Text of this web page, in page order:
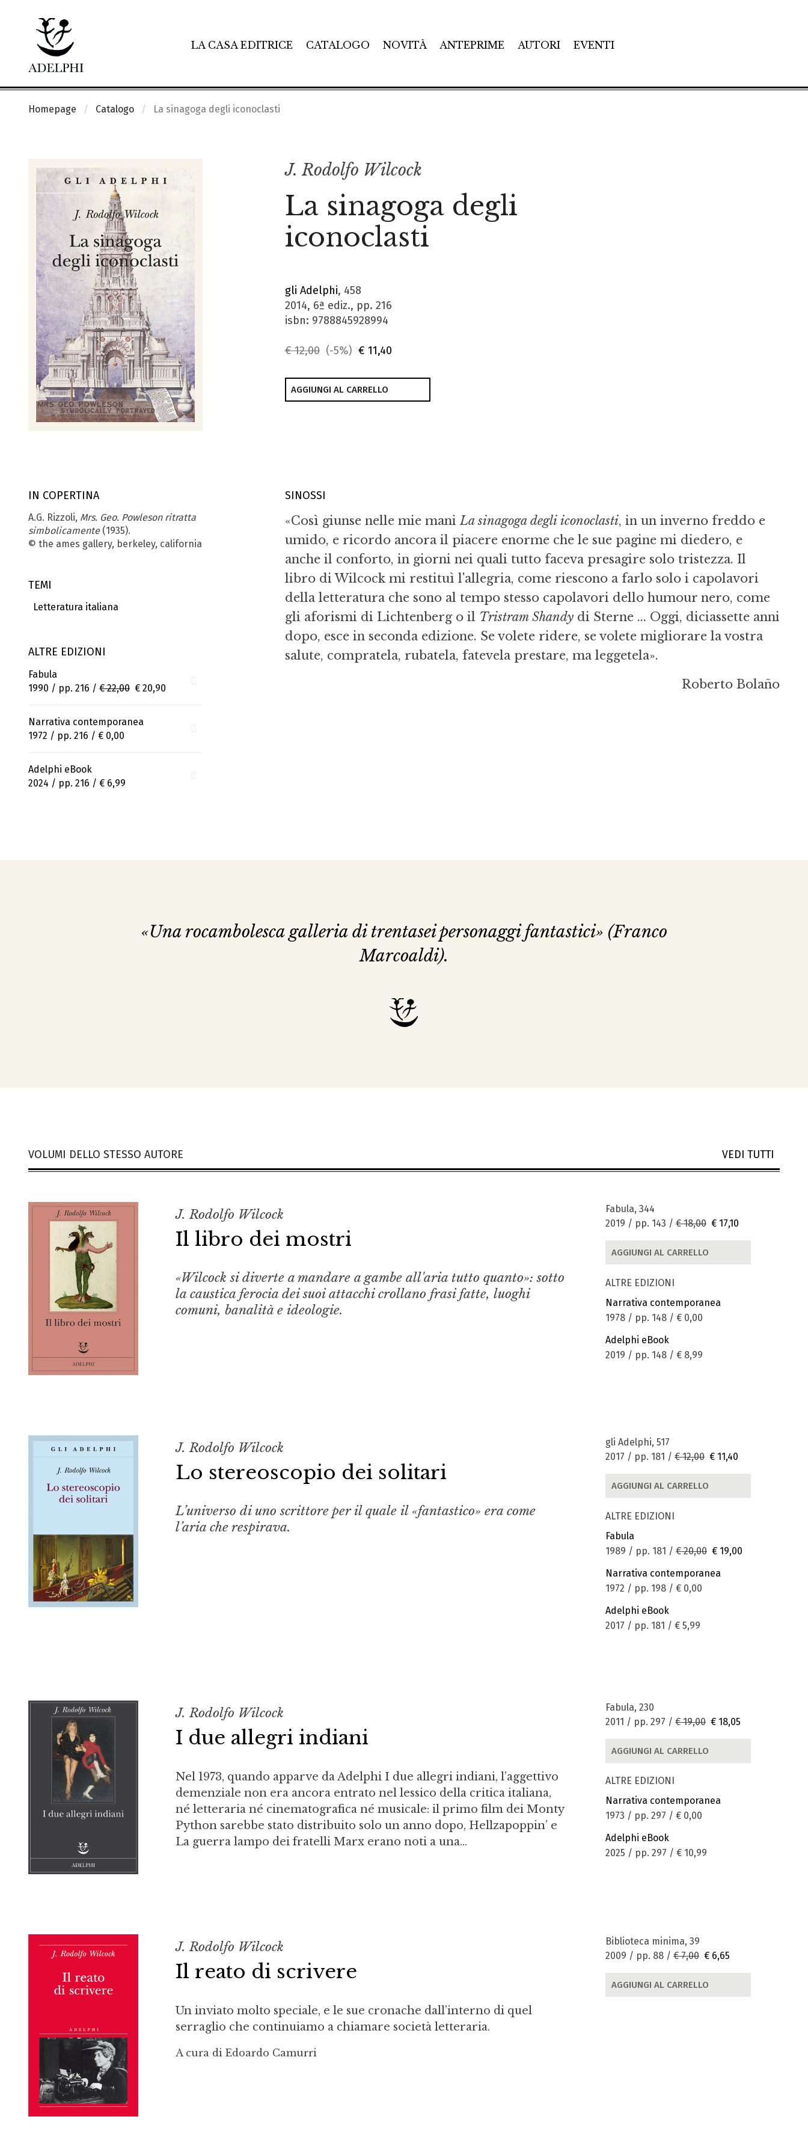
LA CASA EDITRICE CATALOGO NOVITÀ ANTEPRIME AUTORI EVENTI
Homepage Catalogo La sinagoga degli iconoclasti
J. Rodolfo Wilcock
La sinagoga degli
iconoclasti
gli Adelphi, 458
2014, 6ª ediz., pp. 216
isbn: 9788845928994
€ 12,00 (-5%) € 11,40
AGGIUNGI AL CARRELLO
IN COPERTINA
A.G. Rizzoli, Mrs. Geo. Powleson ritratta
simbolicamente(1935).
© the ames gallery, berkeley, california
TEMI
Letteratura italiana
ALTRE EDIZIONI
Fabula
1990 / pp. 216 / € 22,00 € 20,90
Narrativa contemporanea
1972 / pp. 216 / € 0,00
Adelphi eBook
2024 / pp. 216 / € 6,99
SINOSSI
«Così giunse nelle mie maniLa sinagoga degli iconoclasti, in un inverno freddo e
umido, e ricordo ancora il piacere enorme che le sue pagine mi diedero, e
anche il conforto, in giorni nei quali tutto faceva presagire solo tristezza. Il
libro di Wilcock mi restituì l'allegria, come riescono a farlo solo i capolavori
della letteratura che sono al tempo stesso capolavori dello humour nero, come
gli aforismi di Lichtenberg o il Tristram Shandydi Sterne ... Oggi, diciassette anni
dopo, esce in seconda edizione. Se volete ridere, se volete migliorare la vostra
salute, compratela, rubatela, fatevela prestare, ma leggetela».
Roberto Bolaño
«Una rocambolesca galleria di trentasei personaggi fantastici» (Franco
Marcoaldi).
VOLUMI DELLO STESSO AUTORE VEDI TUTTI
J. Rodolfo Wilcock
Il libro dei mostri
«Wilcock si diverte a mandare a gambe all'aria tutto quanto»: sotto
la caustica ferocia dei suoi attacchi crollano frasi fatte, luoghi
comuni, banalità e ideologie.
Fabula, 344
2019 / pp. 143 / € 18,00 € 17,10
AGGIUNGI AL CARRELLO
ALTRE EDIZIONI
Narrativa contemporanea
1978 / pp. 148 / € 0,00
Adelphi eBook
2019 / pp. 148 / € 8,99
J. Rodolfo Wilcock
Lo stereoscopio dei solitari
L’universo di uno scrittore per il quale il «fantastico» era come
l’aria che respirava.
gli Adelphi, 517
2017 / pp. 181 / € 12,00 € 11,40
AGGIUNGI AL CARRELLO
ALTRE EDIZIONI
Fabula
1989 / pp. 181 / € 20,00 € 19,00
Narrativa contemporanea
1972 / pp. 198 / € 0,00
Adelphi eBook
2017 / pp. 181 / € 5,99
J. Rodolfo Wilcock
I due allegri indiani
Nel 1973, quando apparve da Adelphi I due allegri indiani, l’aggettivo
demenziale non era ancora entrato nel lessico della critica italiana,
né letteraria né cinematografica né musicale: il primo film dei Monty
Python sarebbe stato distribuito solo un anno dopo, Hellzapoppin’ e
La guerra lampo dei fratelli Marx erano noti a una...
Fabula, 230
2011 / pp. 297 / € 19,00 € 18,05
AGGIUNGI AL CARRELLO
ALTRE EDIZIONI
Narrativa contemporanea
1973 / pp. 297 / € 0,00
Adelphi eBook
2025 / pp. 297 / € 10,99
J. Rodolfo Wilcock
Il reato di scrivere
Un inviato molto speciale, e le sue cronache dall’interno di quel
serraglio che continuiamo a chiamare società letteraria.
A cura di Edoardo Camurri
Biblioteca minima, 39
2009 / pp. 88 / € 7,00 € 6,65
AGGIUNGI AL CARRELLO